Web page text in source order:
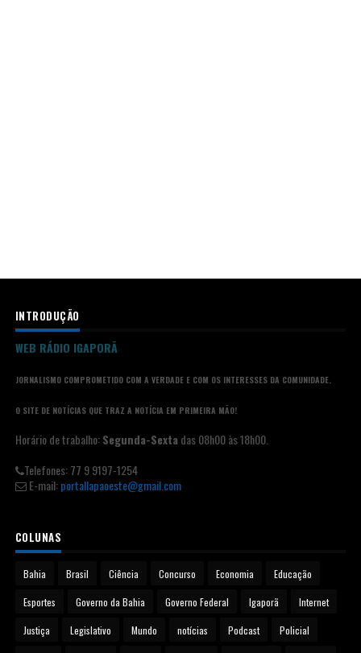
INTRODUÇÃO
WEB RÁDIO IGAPORÃ
JORNALISMO COMPROMETIDO COM A VERDADE E COM OS INTERESSES DA COMUNIDADE.
O SITE DE NOTÍCIAS QUE TRAZ A NOTÍCIA EM PRIMEIRA MÃO!
Horário de trabalho:Segunda-Sexta das 08h00 às 18h00.
Telefones: 77 9 9197-1254
E-mail:portallapaoeste@gmail.com
COLUNAS
Bahia Brasil Ciência Concurso Economia Educação
Esportes Governo da Bahia Governo Federal Igaporã Internet
Justiça Legislativo Mundo notícias Podcast Policial